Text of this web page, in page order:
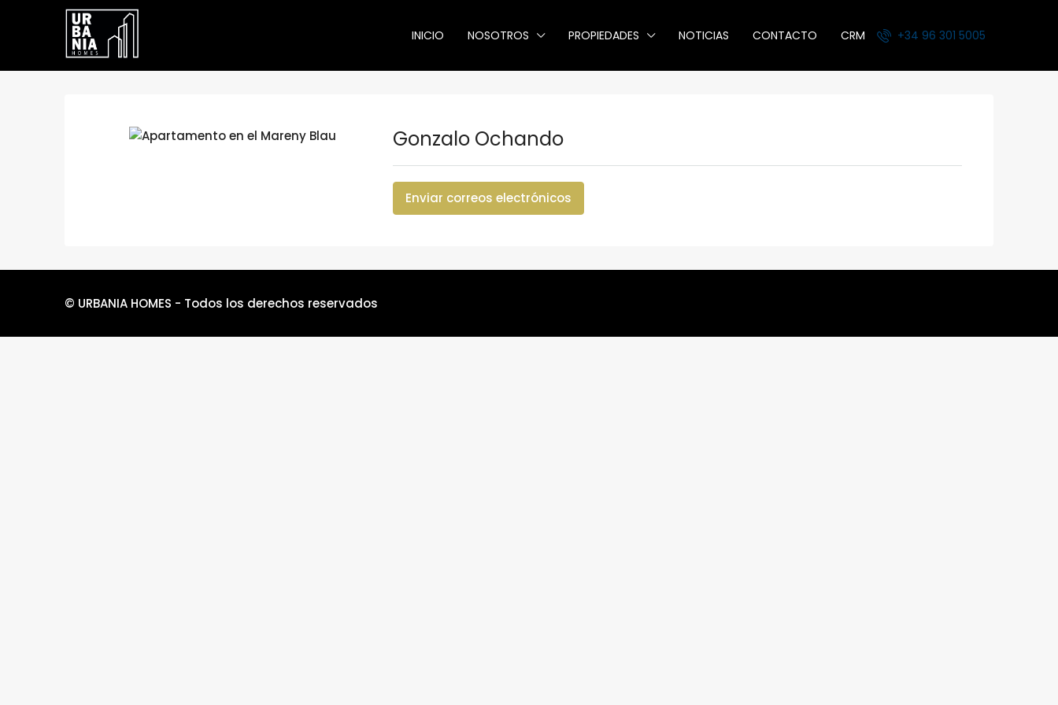
INICIO NOSOTROS PROPIEDADES NOTICIAS CONTACTO CRM +34 96 301 5005
Gonzalo Ochando
Enviar correos electrónicos
© URBANIA HOMES - Todos los derechos reservados